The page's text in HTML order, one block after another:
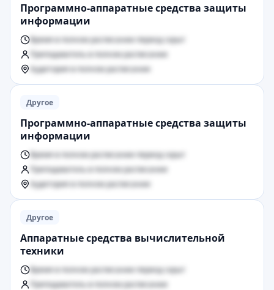
Программно-аппаратные средства защиты
информации
Время в полном расписании период скрыт
Преподаватель в полном расписании
Аудитория в полном расписании
Другое
Программно-аппаратные средства защиты
информации
Время в полном расписании период скрыт
Преподаватель в полном расписании
Аудитория в полном расписании
Другое
Аппаратные средства вычислительной
техники
Время в полном расписании период скрыт
Преподаватель в полном расписании